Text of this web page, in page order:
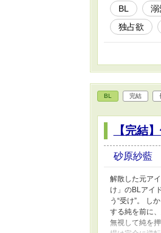
BL 溺
独占欲
BL 完結
【完結
砂原紗藍
解散した元ア
け」のBLアイ
う“受け”。 し
する純を前に
無視して純を